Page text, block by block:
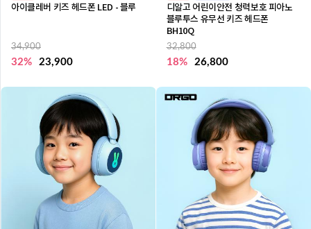
아이클레버 키즈 헤드폰 LED - 블루
34,900
32% 23,900
디알고 어린이안전 청력보호 피아노
블루투스 유무선 키즈 헤드폰
BH10Q
32,800
18% 26,800